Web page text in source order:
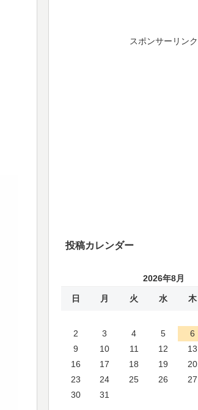
スポンサーリンク
投稿カレンダー
2026年8月
日 月 火 水 木
2
3 4 5 6
9
10 11 12 13
16
17 18 19 20
23
24 25 26 27
30
31